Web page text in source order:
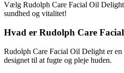
Vælg Rudolph Care Facial Oil
sundhed og vitalitet!
Hvad er Rudolph Care
Rudolph Care Facial Oil Delight er en
designet til at fugte og pleje huden.